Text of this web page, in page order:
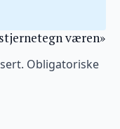
væren»
Obligatoriske